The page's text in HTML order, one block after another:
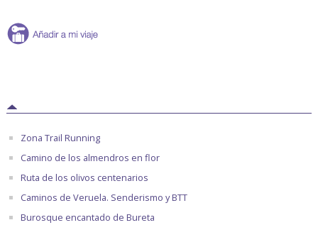
Zona Trail Running
Camino de los almendros en flor
Ruta de los olivos centenarios
Caminos de Veruela. Senderismo y BTT
Burosque encantado de Bureta